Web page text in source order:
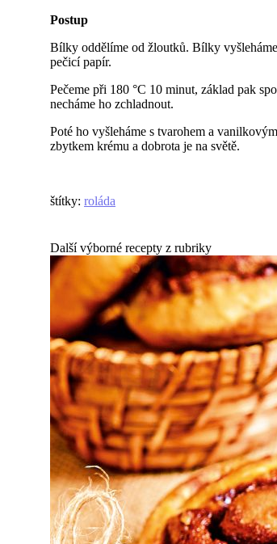
Postup
Bílky oddělíme od žloutků. Bílky
pečicí papír.
Pečeme při 180 °C 10 minut, základ pak
necháme ho zchladnout.
Poté ho vyšleháme s tvarohem a
zbytkem krému a dobrota je na světě.
štítky: roláda
Další výborné recepty z rubriky